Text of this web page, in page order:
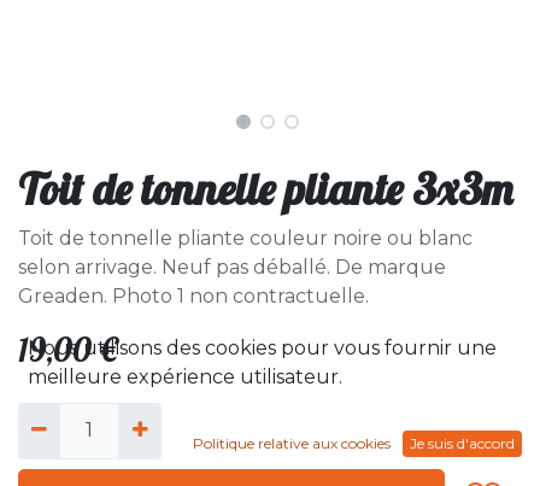
Toit de tonnelle pliante 3x3m
Toit de tonnelle pliante couleur noire ou blanc
selon arrivage. Neuf pas déballé. De marque
Greaden. Photo 1 non contractuelle.
19,00€
Nous utilisons des cookies pour vous fournir une
meilleure expérience utilisateur.
Politique relative aux cookies Je suis d'accord